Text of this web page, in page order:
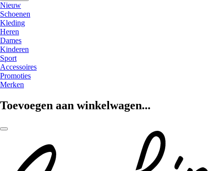
Nieuw
Schoenen
Kleding
Heren
Dames
Kinderen
Sport
Accessoires
Promoties
Merken
Toevoegen aan winkelwagen...